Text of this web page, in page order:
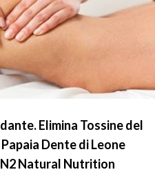
Elimina Tossine del
Dente di Leone
Natural Nutrition